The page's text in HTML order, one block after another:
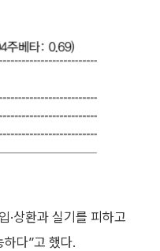
·상환과 실기를 피하고
다”고 했다.